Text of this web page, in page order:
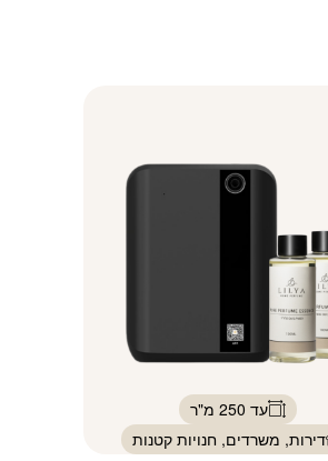
עד 250 מ"ר
דירות, משרדים, חנויות קטנות